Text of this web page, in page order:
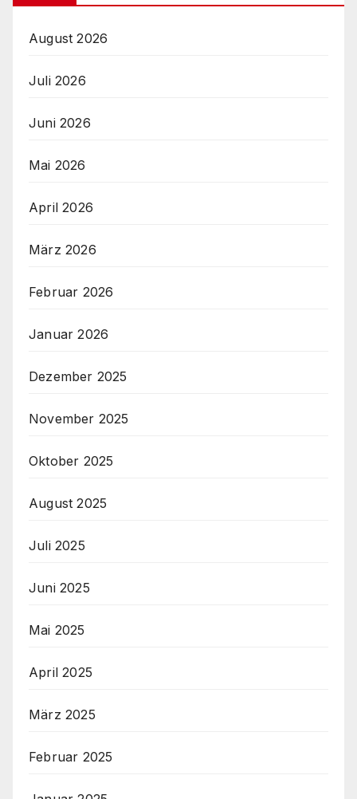
August 2026
Juli 2026
Juni 2026
Mai 2026
April 2026
März 2026
Februar 2026
Januar 2026
Dezember 2025
November 2025
Oktober 2025
August 2025
Juli 2025
Juni 2025
Mai 2025
April 2025
März 2025
Februar 2025